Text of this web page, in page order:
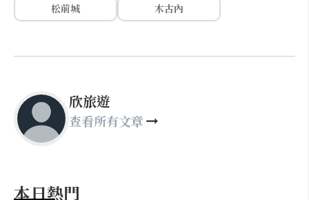
松前城
木古內
欣旅遊
查看所有文章
本日熱門